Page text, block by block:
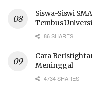
Siswa-Siswi
Tembus
86 SHARES
Cara
Meninggal
4734 SHARES